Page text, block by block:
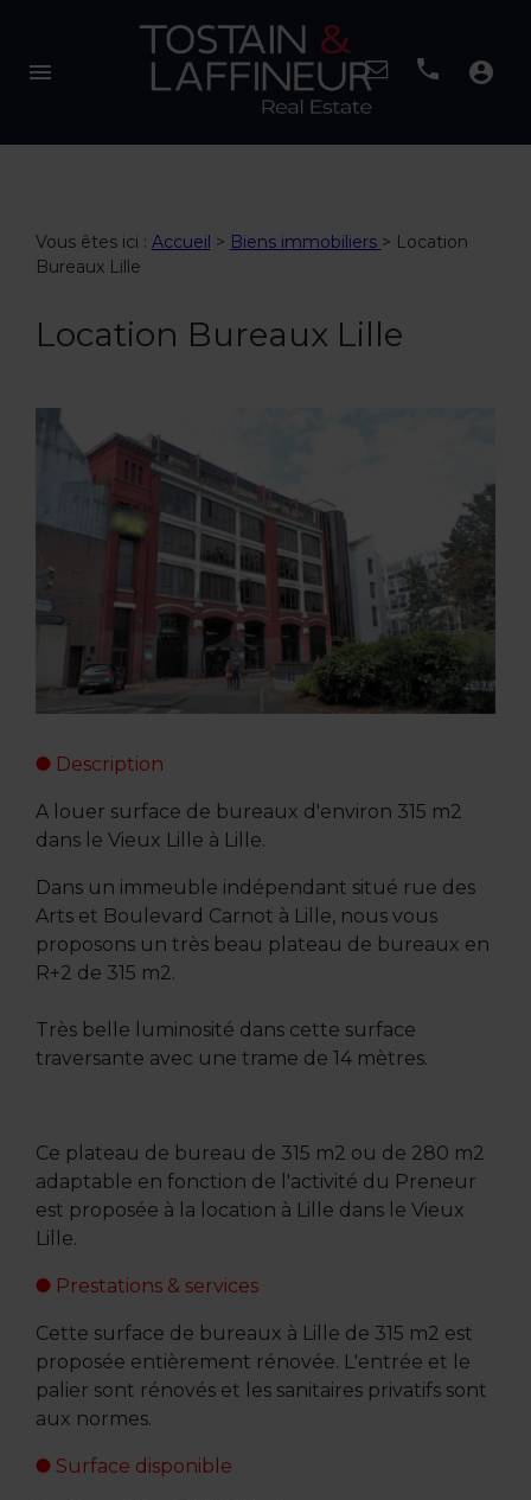
menu account_circle
Vous êtes ici : Accueil > Biens immobiliers > Location
Bureaux Lille
Location Bureaux Lille
Description
A louer surface de bureaux d'environ 315 m2
dans le Vieux Lille à Lille.
Dans un immeuble indépendant situé rue des
Arts et Boulevard Carnot à Lille, nous vous
proposons un très beau plateau de bureaux en
R+2 de 315 m2.
Très belle luminosité dans cette surface
traversante avec une trame de 14 mètres.
Ce plateau de bureau de 315 m2 ou de 280 m2
adaptable en fonction de l'activité du Preneur
est proposée à la location à Lille dans le Vieux
Lille.
Prestations & services
Cette surface de bureaux à Lille de 315 m2 est
proposée entièrement rénovée. L'entrée et le
palier sont rénovés et les sanitaires privatifs sont
aux normes.
Surface disponible